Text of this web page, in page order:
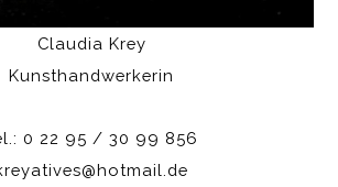
Claudia Krey
Kunsthandwerkerin
0 22 95 / 30 99 856